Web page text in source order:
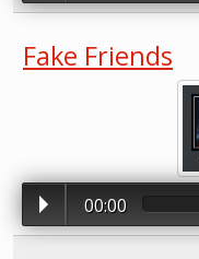
Fake Friends
00:00